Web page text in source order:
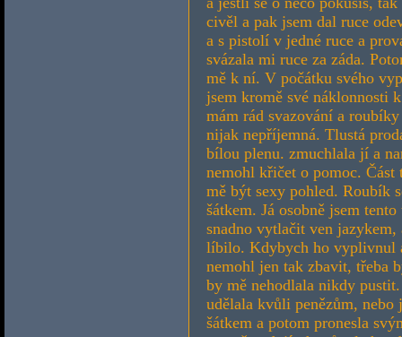
civěl a pak jsem dal ruce
a s pistolí v jedné ruce a
svázala mi ruce za záda.
mě k ní. V počátku svého
jsem kromě své náklonnosti
mám rád svazování a
nijak nepříjemná. Tlustá
bílou plenu. zmuchlala jí a
nemohl křičet o pomoc.
mě být sexy pohled. Roubík
šátkem. Já osobně jsem
snadno vytlačit ven jazykem,
líbilo. Kdybych ho vyplivnul
nemohl jen tak zbavit, třeba
by mě nehodlala nikdy
udělala kvůli penězům,
šátkem a potom pronesla